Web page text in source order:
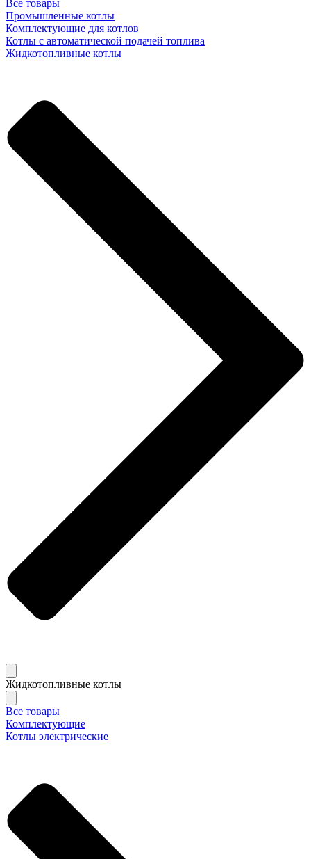
Все товары
Промышленные котлы
Комплектующие для котлов
Котлы с автоматической подачей топлива
Жидкотопливные котлы
Жидкотопливные котлы
Все товары
Комплектующие
Котлы электрические